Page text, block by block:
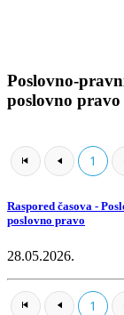
Poslovno-
poslovno pravo
1
Raspored časova -
poslovno pravo
28.05.2026.
1